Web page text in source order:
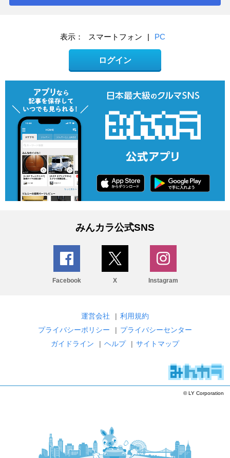
表示： スマートフォン | PC
ログイン
みんカラ公式SNS
Facebook X Instagram
運営会社 | 利用規約
プライバシーポリシー
| プライバシーセンター
ガイドライン
| ヘルプ | サイトマップ
© LY Corporation